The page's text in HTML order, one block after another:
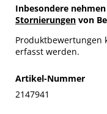
Inbesondere
Stornierungen von
Produktbewertungen
erfasst werden.
Artikel-Nummer
2147941